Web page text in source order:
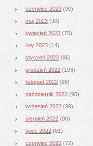
czerwiec 2023 (90)
maj 2023 (90)
kwiecień 2023 (75)
luty 2023 (14)
styczeń 2023 (96)
grudzień 2022 (106)
listopad 2022 (99)
październik 2022 (90)
wrzesień 2022 (99)
sierpień 2022 (96)
lipiec 2022 (81)
czerwiec 2022 (72)